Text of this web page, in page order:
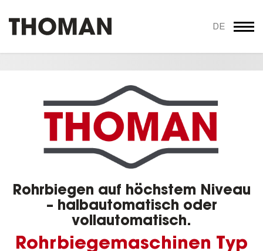
DE
Rohrbiegen auf höchstem Niveau
– halbautomatisch oder
vollautomatisch.
Rohrbiegemaschinen Typ